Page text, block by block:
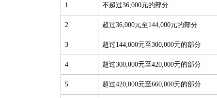
1 不超过36,000元的部分
2 超过36,000元至144,000元的部分
3 超过144,000元至300,000元的部分
4 超过300,000元至420,000元的部分
5 超过420,000元至660,000元的部分